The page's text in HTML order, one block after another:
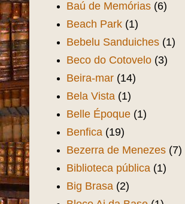
Baú de Memórias (6)
Beach Park (1)
Bebelu Sanduiches (1)
Beco do Cotovelo (3)
Beira-mar (14)
Bela Vista (1)
Belle Époque (1)
Benfica (19)
Bezerra de Menezes (7)
Biblioteca pública (1)
Big Brasa (2)